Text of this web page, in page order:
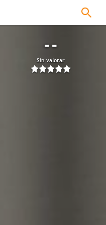
--
Sin valorar